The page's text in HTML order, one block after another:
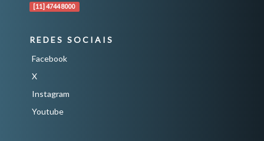
[11] 4744 8000
REDES SOCIAIS
Facebook
X
Instagram
Youtube